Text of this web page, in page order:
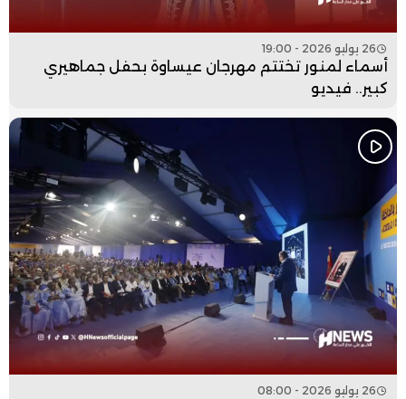
26 يوليو 2026 - 19:00
أسماء لمنور تختتم مهرجان عيساوة بحفل جماهيري
كبير.. فيديو
26 يوليو 2026 - 08:00